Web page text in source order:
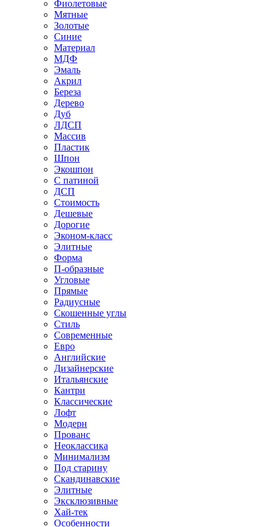
Фиолетовые
Мятные
Золотые
Синие
Материал
МДФ
Эмаль
Акрил
Береза
Дерево
Дуб
ЛДСП
Массив
Пластик
Шпон
Экошпон
С патиной
ДСП
Стоимость
Дешевые
Дорогие
Эконом-класс
Элитные
Форма
П-образные
Угловые
Прямые
Радиусные
Скошенные углы
Стиль
Современные
Евро
Английские
Дизайнерские
Итальянские
Кантри
Классические
Лофт
Модерн
Прованс
Неоклассика
Минимализм
Под старину
Скандинавские
Элитные
Эксклюзивные
Хай-тек
Особенности